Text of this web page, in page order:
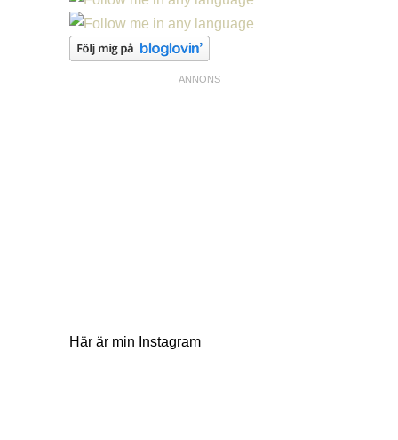
Här är min Instagram